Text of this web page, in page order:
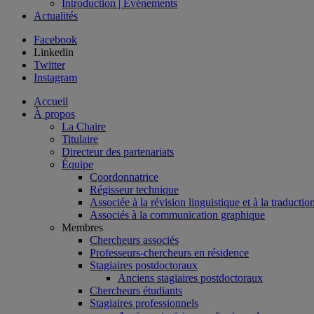
Introduction | Événements
Actualités
Facebook
Linkedin
Twitter
Instagram
Accueil
À propos
La Chaire
Titulaire
Directeur des partenariats
Équipe
Coordonnatrice
Régisseur technique
Associée à la révision linguistique et à la
Associés à la communication graphique
Membres
Chercheurs associés
Professeurs-chercheurs en résidence
Stagiaires postdoctoraux
Anciens stagiaires postdoctoraux
Chercheurs étudiants
Stagiaires professionnels